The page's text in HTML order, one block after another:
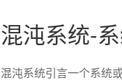
混沌系统-
混沌系统引言一个系统